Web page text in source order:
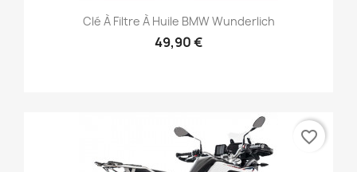
Clé À Filtre À Huile BMW Wunderlich
49,90 €
favorite_border